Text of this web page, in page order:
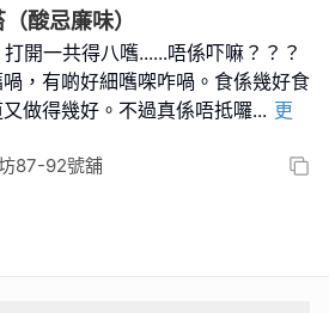
酸忌廉味）
開一共得八嚿......唔係吓嘛？？？
，有啲好細嚿㗎咋喎。食係幾好食
做得幾好。不過真係唔抵囉... 更
87-92號舖